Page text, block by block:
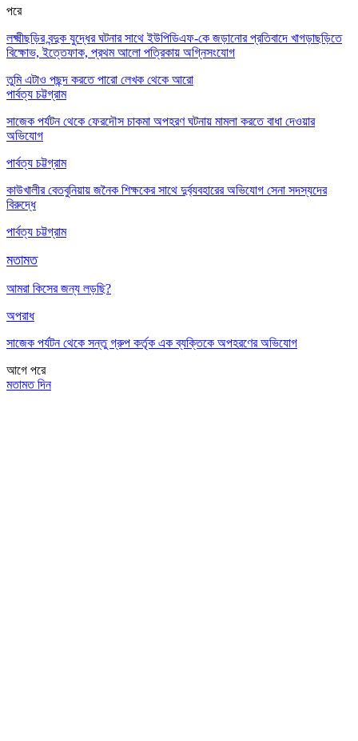
পরে
লক্ষ্মীছড়ির বন্দুক যুদ্ধের ঘটনার সাথে ইউপিডিএফ-কে জড়ানোর প্রতিবাদে খাগড়াছড়িতে
বিক্ষোভ, ইত্তেফাক, প্রথম আলো পত্রিকায় অগ্নিসংযোগ
তুমি এটাও পছন্দ করতে পারো লেখক থেকে আরো
পার্বত্য চট্টগ্রাম
সাজেক পর্যটন থেকে ফেরদৌস চাকমা অপহরণ ঘটনায় মামলা করতে বাধা দেওয়ার
অভিযোগ
পার্বত্য চট্টগ্রাম
কাউখালীর বেতবুনিয়ায় জনৈক শিক্ষকের সাথে দুর্ব্যবহারের অভিযোগ সেনা সদস্যদের
বিরুদ্ধে
পার্বত্য চট্টগ্রাম
মতামত
আমরা কিসের জন্য লড়ছি?
অপরাধ
সাজেক পর্যটন থেকে সন্তু গ্রুপ কর্তৃক এক ব্যক্তিকে অপহরণের অভিযোগ
আগে পরে
মতামত দিন